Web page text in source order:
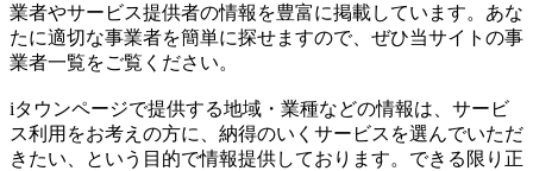
業者やサービス提供者の情報を豊富に掲載しています。あな
たに適切な事業者を簡単に探せますので、ぜひ当サイトの事
業者一覧をご覧ください。
iタウンページで提供する地域・業種などの情報は、サービ
ス利用をお考えの方に、納得のいくサービスを選んでいただ
きたい、という目的で情報提供しております。できる限り正